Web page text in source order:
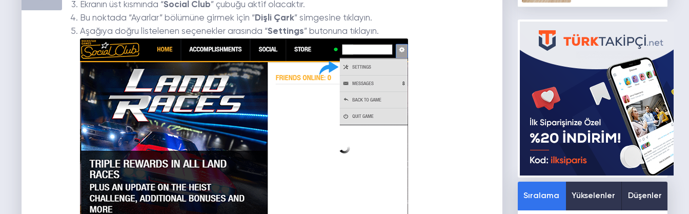
Ekranın üst kısmında “Social Club” çubuğu aktif olacaktır.
Bu noktada “Ayarlar” bölümüne girmek için “Dişli Çark” simgesine tıklayın.
Aşağıya doğru listelenen seçenekler arasında “Settings” butonuna tıklayın.
Sıralama Yükselenler Düşenler